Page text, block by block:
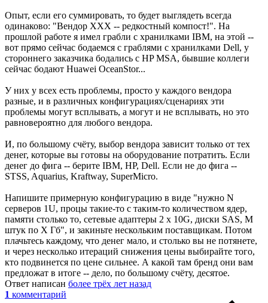
Опыт, если его суммировать, то будет выглядеть всегда
одинаково: "Вендор XXX -- редкостный компост!". На
прошлой работе я имел грабли с хранилками IBM, на этой --
вот прямо сейчас бодаемся с граблями с хранилками Dell, у
стороннего заказчика бодались с HP MSA, бывшие коллеги
сейчас бодают Huawei OceanStor...
У них у всех есть проблемы, просто у каждого вендора
разные, и в различных конфигурациях/сценариях эти
проблемы могут всплывать, а могут и не всплывать, но это
равновероятно для любого вендора.
И, по большому счёту, выбор вендора зависит только от тех
денег, которые вы готовы на оборудование потратить. Если
денег до фига -- берите IBM, HP, Dell. Если не до фига --
STSS, Aquarius, Kraftway, SuperMicro.
Напишите примерную конфигурацию в виде "нужно N
серверов 1U, процы такие-то с таким-то количеством ядер,
памяти столько то, сетевые адаптеры 2 x 10G, диски SAS, M
штук по X Гб", и закиньте нескольким поставщикам. Потом
плачьтесь каждому, что денег мало, и столько вы не потянете,
и через несколько итераций снижения цены выбирайте того,
кто подвинется по цене сильнее. А какой там бренд они вам
предложат в итоге -- дело, по большому счёту, десятое.
Ответ написан более трёх лет назад
1 комментарий